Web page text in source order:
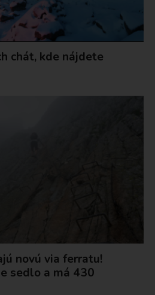
chát, kde nájdete
novú via ferratu!
sedlo a má 430